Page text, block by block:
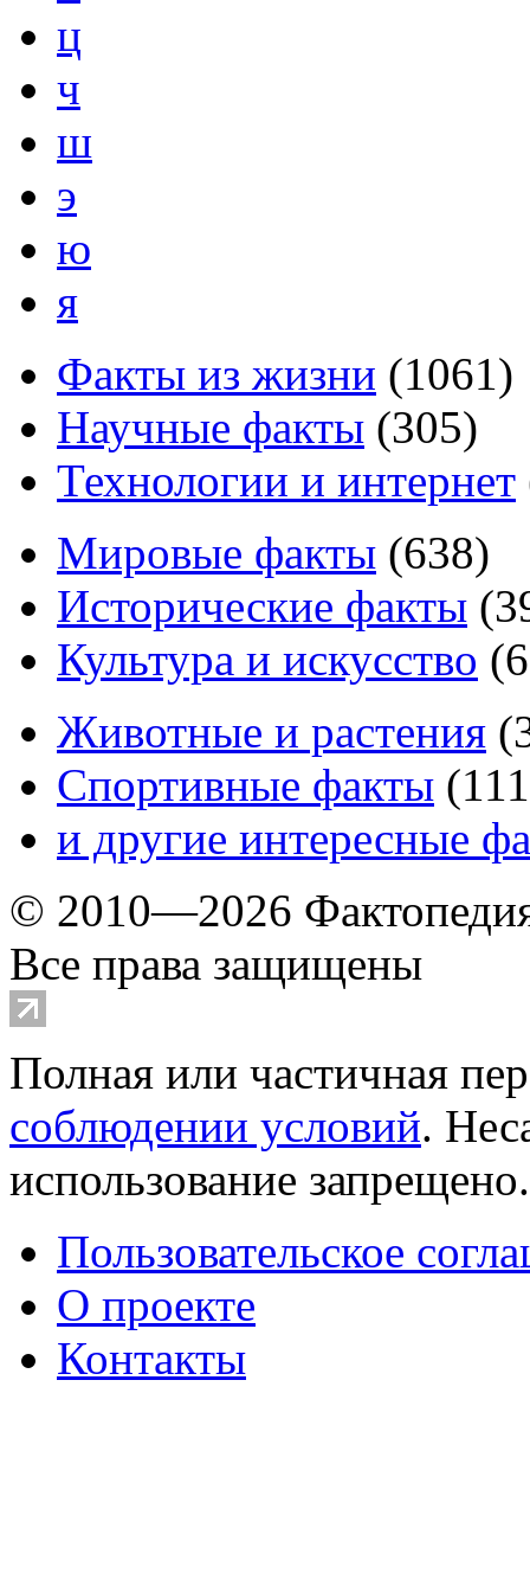
ц
ч
ш
э
ю
я
Факты из жизни (1061)
Научные факты (305)
Технологии и интернет
Мировые факты (638)
Исторические факты (
Культура и искусство (
Животные и растения (
Спортивные факты (111
и другие интересные
© 2010—2026
Все права защищены
Полная или частичная
соблюдении условий.
использование
Пользовательское
О проекте
Контакты